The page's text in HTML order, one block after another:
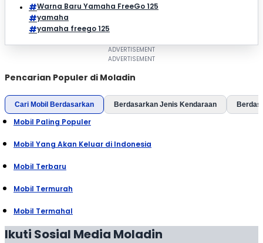
Warna Baru Yamaha FreeGo 125
yamaha
yamaha freego 125
Pencarian Populer di Moladin
Cari Mobil Berdasarkan Berdasarkan Jenis Kendaraan
Mobil Paling Populer
Mobil Yang Akan Keluar di Indonesia
Mobil Terbaru
Mobil Termurah
Mobil Termahal
Ikuti Sosial Media Moladin